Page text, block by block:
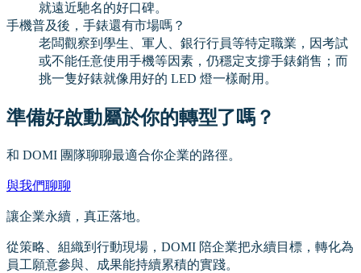
就遠近馳名的好口碑。
手機普及後，手錶還有市場嗎？
老闆觀察到學生、軍人、銀行行員等特定職業，因考試
或不能任意使用手機等因素，仍穩定支撐手錶銷售；而
挑一隻好錶就像用好的 LED 燈一樣耐用。
準備好啟動屬於你的轉型了嗎？
和 DOMI 團隊聊聊最適合你企業的路徑。
與我們聊聊
讓企業永續，真正落地。
從策略、組織到行動現場，DOMI 陪企業把永續目標，轉化為
員工願意參與、成果能持續累積的實踐。